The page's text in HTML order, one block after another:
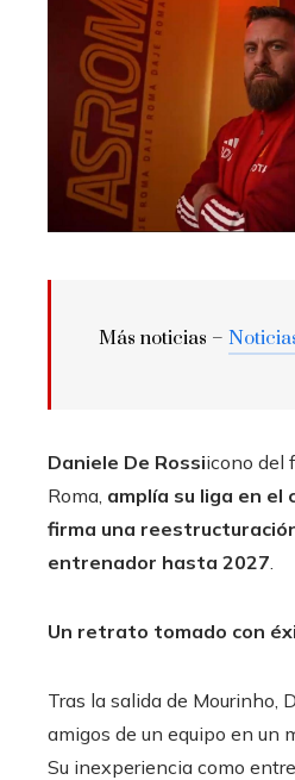
Más noticias –
Daniele De Rossiicono del
Roma, amplía su liga en el
firma una
entrenador hasta 2027
Un retrato tomado con
Tras la salida de Mourinho,
amigos de un equipo en un
Su inexperiencia como